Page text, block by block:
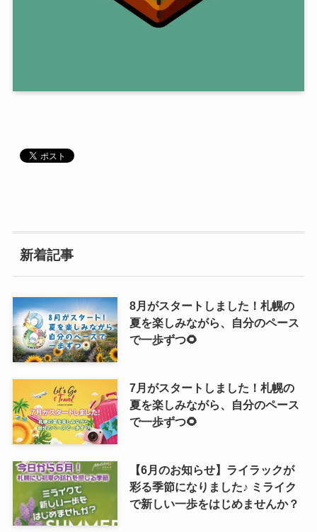
新着記事
8月がスタートしました！札幌の
夏を楽しみながら、自分のペース
で一歩ずつ🌻
7月がスタートしました！札幌の
夏を楽しみながら、自分のペース
で一歩ずつ🌻
【6月のお知らせ】ライラックが
彩る季節になりました♪ ミライク
で新しい一歩をはじめませんか？